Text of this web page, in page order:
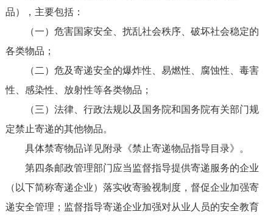
品），主要包括：
（一）危害国家安全、扰乱社会秩序、破坏社会稳定的
各类物品；
（二）危及寄递安全的爆炸性、易燃性、腐蚀性、毒害
性、感染性、放射性等各类物品；
（三）法律、行政法规以及国务院和国务院有关部门规
定禁止寄递的其他物品。
具体禁寄物品详见附录《禁止寄递物品指导目录》。
第四条邮政管理部门应当监督指导提供寄递服务的企业
（以下简称寄递企业）落实收寄验视制度，督促企业加强寄
递安全管理；监督指导寄递企业加强对从业人员的安全教育